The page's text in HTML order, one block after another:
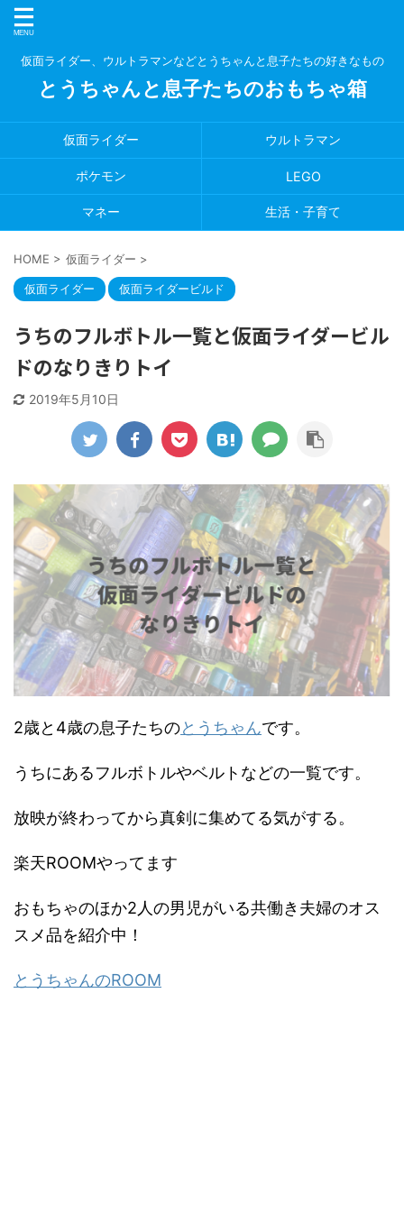
仮面ライダー、ウルトラマンなどとうちゃんと息子たちの好きなもの
とうちゃんと息子たちのおもちゃ箱
仮面ライダー ウルトラマン
ポケモン LEGO
マネー 生活・子育て
HOME > 仮面ライダー >
仮面ライダー 仮面ライダービルド
うちのフルボトル一覧と仮面ライダービル
ドのなりきりトイ
2019年5月10日
2歳と4歳の息子たちのとうちゃんです。
うちにあるフルボトルやベルトなどの一覧です。
放映が終わってから真剣に集めてる気がする。
楽天ROOMやってます
おもちゃのほか2人の男児がいる共働き夫婦のオス
スメ品を紹介中！
とうちゃんのROOM